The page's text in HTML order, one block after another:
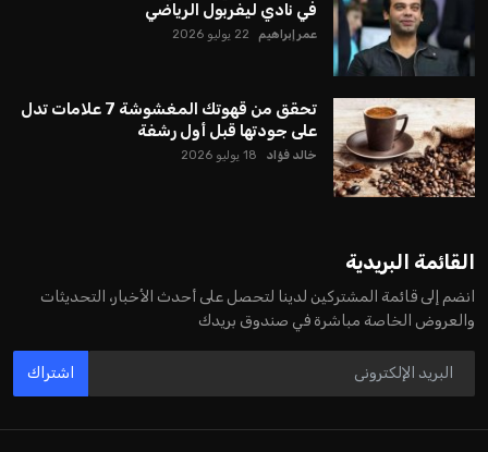
في نادي ليفربول الرياضي
عمر إبراهيم 22 يوليو 2026
تحقق من قهوتك المغشوشة 7 علامات تدل
على جودتها قبل أول رشفة
خالد فؤاد 18 يوليو 2026
القائمة البريدية
انضم إلى قائمة المشتركين لدينا لتحصل على أحدث الأخبار، التحديثات
والعروض الخاصة مباشرة في صندوق بريدك
اشتراك